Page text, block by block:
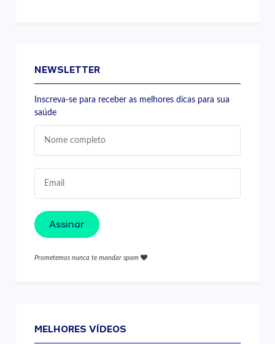
NEWSLETTER
Inscreva-se para receber as melhores dicas para sua
saúde
Assinar
Prometemos nunca te mandar spam
MELHORES VÍDEOS